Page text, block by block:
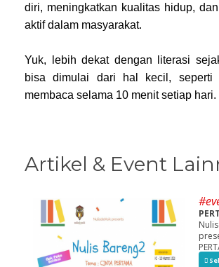
diri, meningkatkan kualitas hidup,
aktif dalam masyarakat.
Yuk, lebih dekat dengan literasi
bisa dimulai dari hal kecil, seperti
membaca selama 10 menit setiap hari.
Artikel & Event